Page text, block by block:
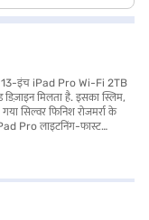
13-इंच iPad Pro Wi-Fi 2TB
डिज़ाइन मिलता है. इसका स्लिम,
सिल्वर फिनिश रोजमर्रा के
Pro लाइटनिंग-फास्ट
रेटिना XDR डिस्प्ले 1,600
के साथ पूरे दिन बैटरी लाइफ का
और Pro-लेवल ऐप के
के लिए आदर्श बन जाता है.